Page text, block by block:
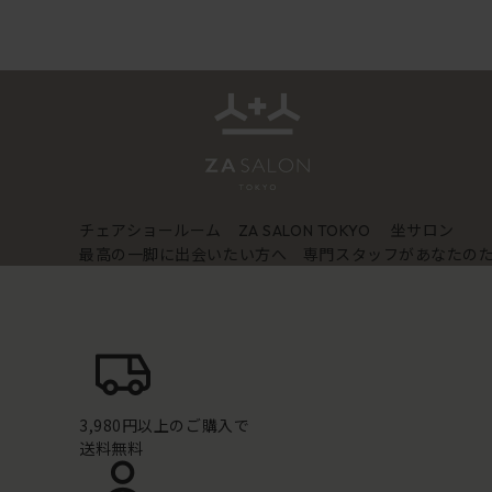
チェアショールーム ZA SALON TOKYO
坐サロン
最高の一脚に出会いたい方へ 専門スタッフがあなたの
3,980円以上のご購入で
送料無料